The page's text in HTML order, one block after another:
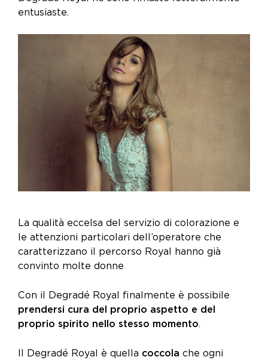
entusiaste.
La qualità eccelsa del servizio di colorazione e
le attenzioni particolari dell’operatore che
caratterizzano il percorso Royal hanno già
convinto molte donne
Con il Degradé Royal finalmente è possibile
prendersi cura del proprio aspetto e del
proprio spirito nello stesso momento.
Il Degradé Royal è quella coccola che ogni